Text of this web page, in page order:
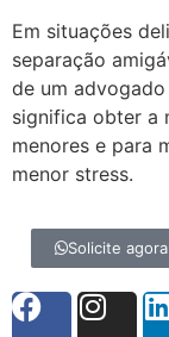
Em situações
separação
de um
significa obter a
menores e para
menor stress.
Solicite